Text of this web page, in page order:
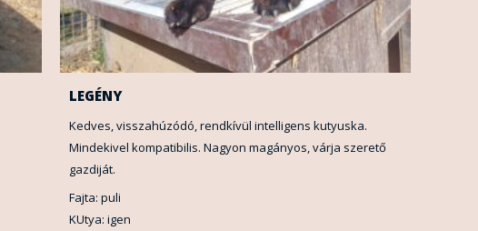
LEGÉNY
Kedves, visszahúzódó, rendkívül intelligens kutyuska.
Mindekivel kompatibilis. Nagyon magányos, várja szerető
gazdiját.
Fajta: puli
KUtya: igen